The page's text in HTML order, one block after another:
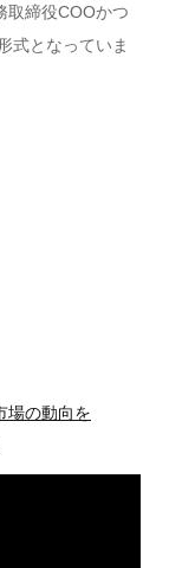
取締役COOかつ
式となっていま
場の動向を